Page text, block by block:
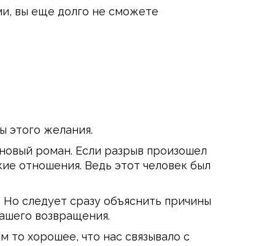
вы еще долго не сможете
этого желания.
роман. Если разрыв произошел
отношения. Ведь этот человек был
следует сразу объяснить причины
возвращения.
хорошее, что нас связывало с